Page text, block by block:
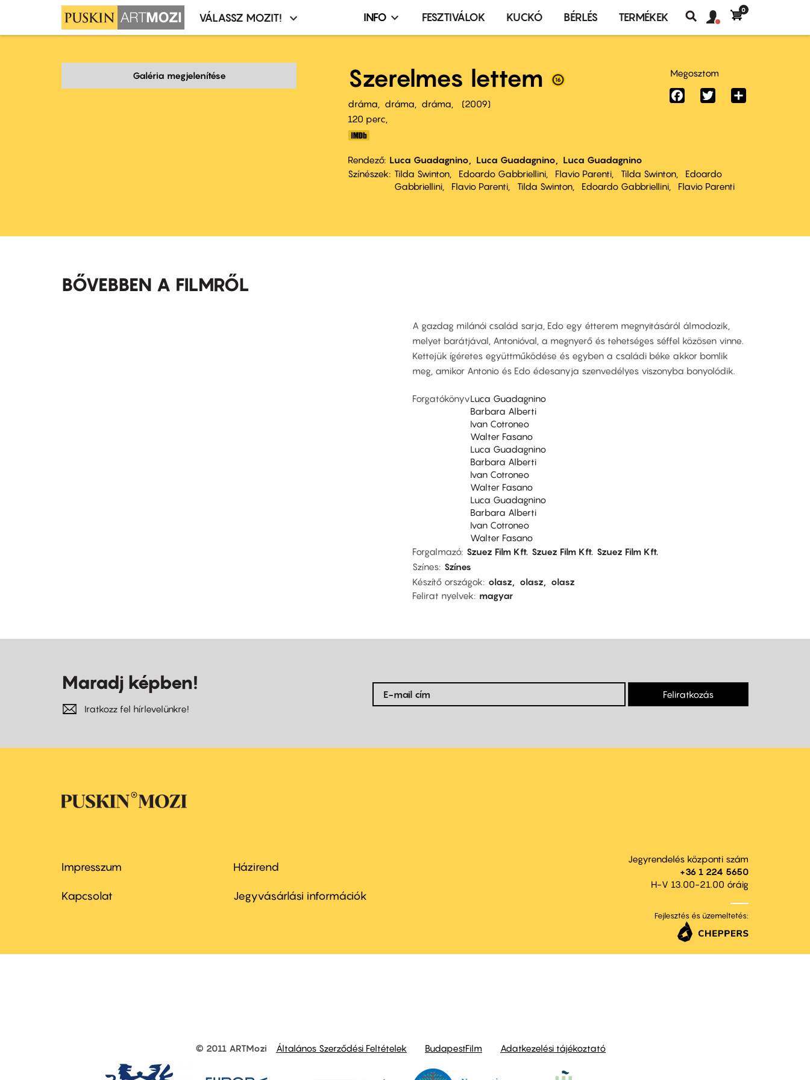
Moziválasztó
VÁLASSZ MOZIT!
Infó,
terembérlés
menü
INFO FESZTIVÁLOK KUCKÓ BÉRLÉS TERMÉKEK
Keresés
fiók
Felhasználói
0
Galéria megjelenítése Szerelmes lettem
dráma dráma dráma
2009
120 perc,
Rendező Luca Guadagnino Luca Guadagnino
Luca Guadagnino
Színészek
Tilda Swinton Edoardo Gabbriellini Flavio Parenti Tilda Swinton
Edoardo
Gabbriellini
Flavio Parenti Tilda Swinton Edoardo Gabbriellini Flavio Parenti
Megosztom
FacebookTwitter
BŐVEBBEN A FILMRŐL
A gazdag milánói család sarja, Edo egy étterem megnyitásáról álmodozik,
melyet barátjával, Antonióval, a megnyerő és tehetséges séffel közösen vinne.
Kettejük ígéretes együttműködése és egyben a családi béke akkor bomlik
meg, amikor Antonio és Edo édesanyja szenvedélyes viszonyba bonyolódik.
ForgatókönyvLuca Guadagnino
Barbara Alberti
Ivan Cotroneo
Walter Fasano
Luca Guadagnino
Barbara Alberti
Ivan Cotroneo
Walter Fasano
Luca Guadagnino
Barbara Alberti
Ivan Cotroneo
Walter Fasano
Forgalmazó Szuez Film Kft. Szuez Film Kft. Szuez Film Kft.
Színes Színes
Készítő országok
olasz olasz
olasz
Felirat nyelvek
magyar
Maradj képben!
Iratkozz fel hírlevelünkre!
Feliratkozás
Footer
menu
Impresszum
Kapcsolat
Footer
menu
Házirend
Jegyvásárlási információk
Jegyrendelés központi szám
+36 1 224 5650
H-V 13.00-21.00 óráig
Fejlesztés és üzemeltetés:
© 2011 ARTMozi Általános Szerződési Feltételek BudapestFilm Adatkezelési tájékoztató